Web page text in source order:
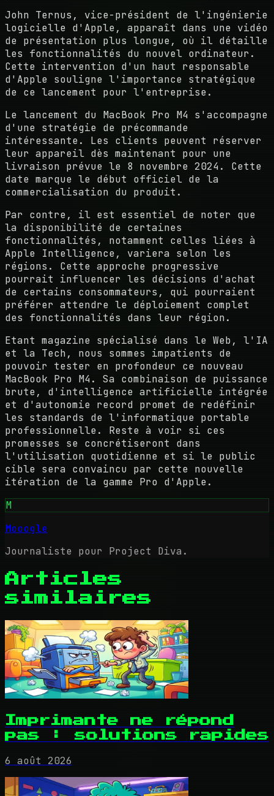
John Ternus, vice-président de l'ingénierie
logicielle d'Apple, apparaît dans une vidéo
de présentation plus longue, où il détaille
les fonctionnalités du nouvel ordinateur.
Cette intervention d'un haut responsable
d'Apple souligne l'importance stratégique
de ce lancement pour l'entreprise.
Le lancement du MacBook Pro M4 s'accompagne
d'une stratégie de précommande
intéressante. Les clients peuvent réserver
leur appareil dès maintenant pour une
livraison prévue le 8 novembre 2024. Cette
date marque le début officiel de la
commercialisation du produit.
Par contre, il est essentiel de noter que
la disponibilité de certaines
fonctionnalités, notamment celles liées à
Apple Intelligence, variera selon les
régions. Cette approche progressive
pourrait influencer les décisions d'achat
de certains consommateurs, qui pourraient
préférer attendre le déploiement complet
des fonctionnalités dans leur région.
Etant magazine spécialisé dans le Web, l'IA
et la Tech, nous sommes impatients de
pouvoir tester en profondeur ce nouveau
MacBook Pro M4. Sa combinaison de puissance
brute, d'intelligence artificielle intégrée
et d'autonomie record promet de redéfinir
les standards de l'informatique portable
professionnelle. Reste à voir si ces
promesses se concrétiseront dans
l'utilisation quotidienne et si le public
cible sera convaincu par cette nouvelle
itération de la gamme Pro d'Apple.
M
Mooogle
Journaliste pour Project Diva.
Articles
similaires
Imprimante ne répond
pas : solutions rapides
6 août 2026